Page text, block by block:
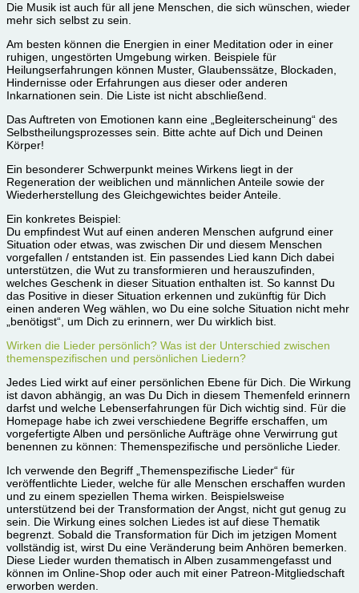
Die Musik ist auch für all jene Menschen, die sich wünschen, wieder
mehr sich selbst zu sein.
Am besten können die Energien in einer Meditation oder in einer
ruhigen, ungestörten Umgebung wirken. Beispiele für
Heilungserfahrungen können Muster, Glaubenssätze, Blockaden,
Hindernisse oder Erfahrungen aus dieser oder anderen
Inkarnationen sein. Die Liste ist nicht abschließend.
Das Auftreten von Emotionen kann eine „Begleiterscheinung“ des
Selbstheilungsprozesses sein. Bitte achte auf Dich und Deinen
Körper!
Ein besonderer Schwerpunkt meines Wirkens liegt in der
Regeneration der weiblichen und männlichen Anteile sowie der
Wiederherstellung des Gleichgewichtes beider Anteile.
Ein konkretes Beispiel:
Du empfindest Wut auf einen anderen Menschen aufgrund einer
Situation oder etwas, was zwischen Dir und diesem Menschen
vorgefallen / entstanden ist. Ein passendes Lied kann Dich dabei
unterstützen, die Wut zu transformieren und herauszufinden,
welches Geschenk in dieser Situation enthalten ist. So kannst Du
das Positive in dieser Situation erkennen und zukünftig für Dich
einen anderen Weg wählen, wo Du eine solche Situation nicht mehr
„benötigst“, um Dich zu erinnern, wer Du wirklich bist.
Wirken die Lieder persönlich? Was ist der Unterschied zwischen
themenspezifischen und persönlichen Liedern?
Jedes Lied wirkt auf einer persönlichen Ebene für Dich. Die Wirkung
ist davon abhängig, an was Du Dich in diesem Themenfeld erinnern
darfst und welche Lebenserfahrungen für Dich wichtig sind. Für die
Homepage habe ich zwei verschiedene Begriffe erschaffen, um
vorgefertigte Alben und persönliche Aufträge ohne Verwirrung gut
benennen zu können: Themenspezifische und persönliche Lieder.
Ich verwende den Begriff „Themenspezifische Lieder“ für
veröffentlichte Lieder, welche für alle Menschen erschaffen wurden
und zu einem speziellen Thema wirken. Beispielsweise
unterstützend bei der Transformation der Angst, nicht gut genug zu
sein. Die Wirkung eines solchen Liedes ist auf diese Thematik
begrenzt. Sobald die Transformation für Dich im jetzigen Moment
vollständig ist, wirst Du eine Veränderung beim Anhören bemerken.
Diese Lieder wurden thematisch in Alben zusammengefasst und
können im Online-Shop oder auch mit einer Patreon-Mitgliedschaft
erworben werden.